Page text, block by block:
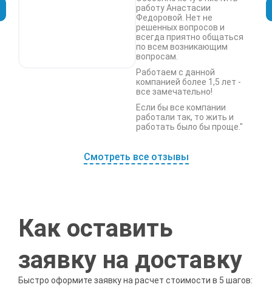
работу Анастасии
Федоровой. Нет не
решенных вопросов и
всегда приятно общаться
по всем возникающим
вопросам.
Работаем с данной
компанией более 1,5 лет -
все замечательно!
Если бы все компании
работали так, то жить и
работать было бы проще."
Смотреть все отзывы
Как оставить
заявку на доставку
Быстро оформите заявку на расчет стоимости в 5 шагов: